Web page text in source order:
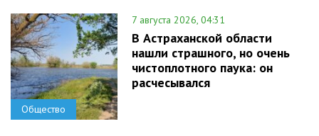
Общество
7 августа 2026, 04:31
В Астраханской области
нашли страшного, но очень
чистоплотного паука: он
расчесывался